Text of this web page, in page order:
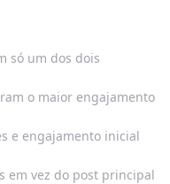
só um dos dois
o maior engajamento
e engajamento inicial
em vez do post principal